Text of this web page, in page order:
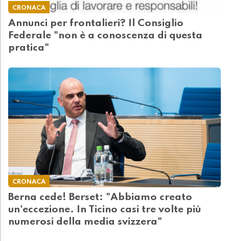
CRONACA
Annunci per frontalieri? Il Consiglio
Federale "non è a conoscenza di questa
pratica"
CRONACA
Berna cede! Berset: "Abbiamo creato
un'eccezione. In Ticino casi tre volte più
numerosi della media svizzera"